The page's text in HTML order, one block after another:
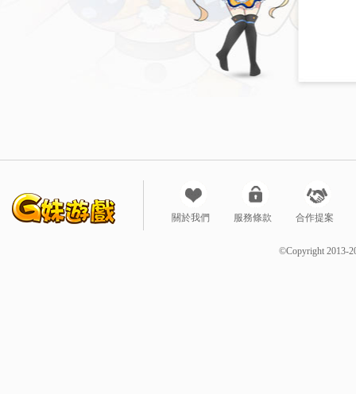
關於我們 服務條款 合作提案
©Copyright 2013-